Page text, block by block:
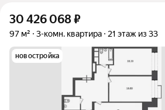
30 426 068₽
97 м² 3-комн. квартира 21 этаж из 33
новостройка